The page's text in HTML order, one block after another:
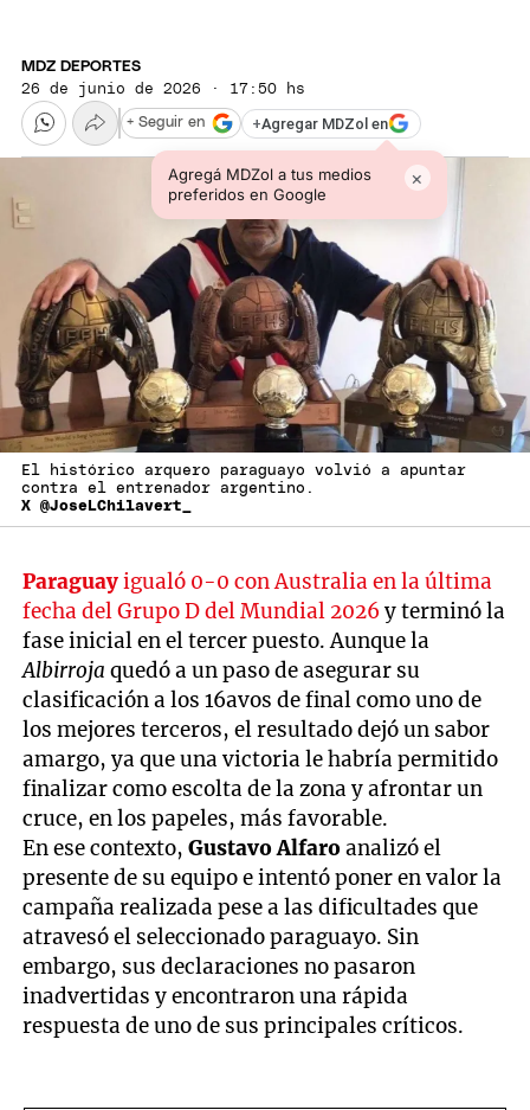
MDZ DEPORTES
26 de junio de 2026 · 17:50 hs
+Agregar MDZol en
Agregá MDZol a tus medios
preferidos en Google
×
+ Seguir en
El histórico arquero paraguayo volvió a apuntar
contra el entrenador argentino.
X @JoseLChilavert_
Paraguayigualó 0-0 con Australia en la última
fecha del Grupo D del Mundial 2026 y terminó la
fase inicial en el tercer puesto. Aunque la
Albirrojaquedó a un paso de asegurar su
clasificación a los 16avos de final como uno de
los mejores terceros, el resultado dejó un sabor
amargo, ya que una victoria le habría permitido
finalizar como escolta de la zona y afrontar un
cruce, en los papeles, más favorable.
En ese contexto,Gustavo Alfaroanalizó el
presente de su equipo e intentó poner en valor la
campaña realizada pese a las dificultades que
atravesó el seleccionado paraguayo. Sin
embargo, sus declaraciones no pasaron
inadvertidas y encontraron una rápida
respuesta de uno de sus principales críticos.